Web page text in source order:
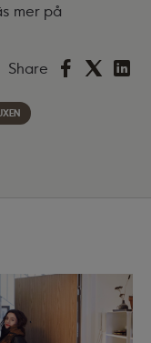
mer på
Share